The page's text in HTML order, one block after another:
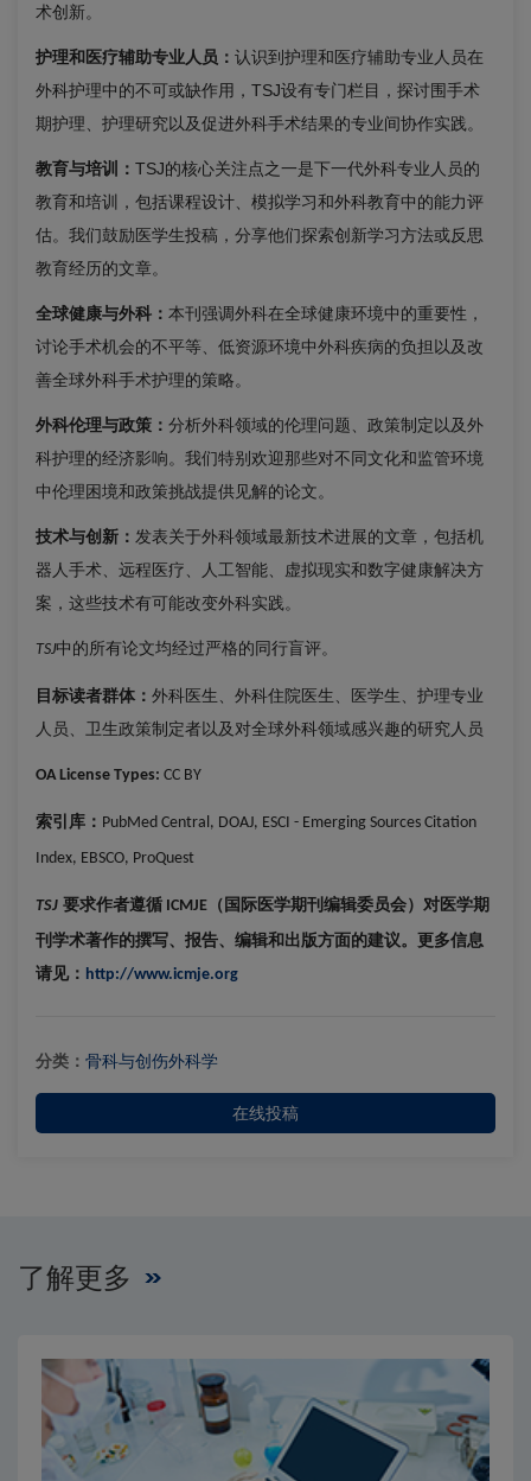
术创新。
护理和医疗辅助专业人员： 认识到护理和医疗辅助专业人员在
外科护理中的不可或缺作用，TSJ设有专门栏目，探讨围手术
期护理、护理研究以及促进外科手术结果的专业间协作实践。
教育与培训： TSJ的核心关注点之一是下一代外科专业人员的
教育和培训，包括课程设计、模拟学习和外科教育中的能力评
估。我们鼓励医学生投稿，分享他们探索创新学习方法或反思
教育经历的文章。
全球健康与外科： 本刊强调外科在全球健康环境中的重要性，
讨论手术机会的不平等、低资源环境中外科疾病的负担以及改
善全球外科手术护理的策略。
外科伦理与政策： 分析外科领域的伦理问题、政策制定以及外
科护理的经济影响。我们特别欢迎那些对不同文化和监管环境
中伦理困境和政策挑战提供见解的论文。
技术与创新： 发表关于外科领域最新技术进展的文章，包括机
器人手术、远程医疗、人工智能、虚拟现实和数字健康解决方
案，这些技术有可能改变外科实践。
TSJ中的所有论文均经过严格的同行盲评。
目标读者群体： 外科医生、外科住院医生、医学生、护理专业
人员、卫生政策制定者以及对全球外科领域感兴趣的研究人员
OA License Types: CC BY
索引库 ： PubMed Central, DOAJ, ESCI - Emerging Sources Citation
Index, EBSCO, ProQuest
TSJ 要求作者遵循 ICMJE （国际医学期刊编辑委员会）对医学期
刊学术著作的撰写、报告、编辑和出版方面的建议。更多信息
请见： http://www.icmje.org
分类： 骨科与创伤外科学
在线投稿
编辑委员会 ×
出版费用 ×
了解更多